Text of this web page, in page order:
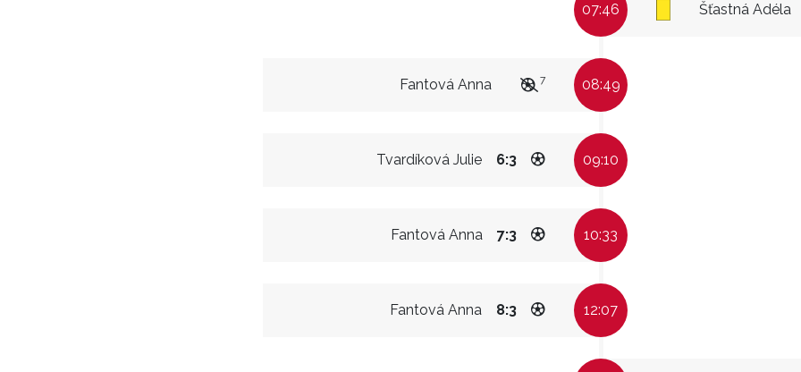
07:46 Šťastná Adéla
Fantová Anna 7 08:49
Tvardíková Julie 6:3 09:10
Fantová Anna 7:3 10:33
Fantová Anna 8:3 12:07